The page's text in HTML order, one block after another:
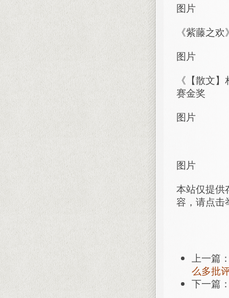
图片
《紫藤之
图片
《【散文
赛金奖
图片
图片
本站仅提供
容，请点击
上一篇
么多批
下一篇